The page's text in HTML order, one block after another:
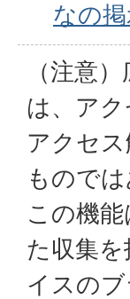
なの掲
（注意
は、ア
アクセ
ものでは
この機
た収集
イスの